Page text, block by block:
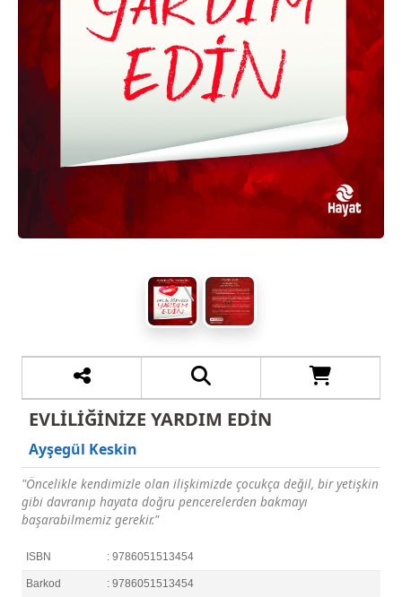
EVLİLİĞİNİZE YARDIM EDİN
Ayşegül Keskin
"Öncelikle kendimizle olan ilişkimizde çocukça değil, bir yetişkin
gibi davranıp hayata doğru pencerelerden bakmayı
başarabilmemiz gerekir."
ISBN : 9786051513454
Barkod : 9786051513454